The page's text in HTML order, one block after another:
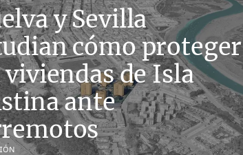
y Sevilla
cómo proteger
viviendas de Isla
ante